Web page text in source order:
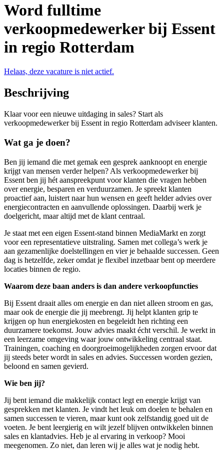
Word fulltime
verkoopmedewerker bij Essent
in regio Rotterdam
Helaas, deze vacature is niet actief.
Beschrijving
Klaar voor een nieuwe uitdaging in sales? Start als
verkoopmedewerker bij Essent in regio Rotterdam adviseer klanten.
Wat ga je doen?
Ben jij iemand die met gemak een gesprek aanknoopt en energie
krijgt van mensen verder helpen? Als verkoopmedewerker bij
Essent ben jij hét aanspreekpunt voor klanten die vragen hebben
over energie, besparen en verduurzamen. Je spreekt klanten
proactief aan, luistert naar hun wensen en geeft helder advies over
energiecontracten en aanvullende oplossingen. Daarbij werk je
doelgericht, maar altijd met de klant centraal.
Je staat met een eigen Essent-stand binnen MediaMarkt en zorgt
voor een representatieve uitstraling. Samen met collega’s werk je
aan gezamenlijke doelstellingen en vier je behaalde successen. Geen
dag is hetzelfde, zeker omdat je flexibel inzetbaar bent op meerdere
locaties binnen de regio.
Waarom deze baan anders is dan andere verkoopfuncties
Bij Essent draait alles om energie en dan niet alleen stroom en gas,
maar ook de energie die jij meebrengt. Jij helpt klanten grip te
krijgen op hun energiekosten en begeleidt hen richting een
duurzamere toekomst. Jouw advies maakt écht verschil. Je werkt in
een leerzame omgeving waar jouw ontwikkeling centraal staat.
Trainingen, coaching en doorgroeimogelijkheden zorgen ervoor dat
jij steeds beter wordt in sales en advies. Successen worden gezien,
beloond en samen gevierd.
Wie ben jij?
Jij bent iemand die makkelijk contact legt en energie krijgt van
gesprekken met klanten. Je vindt het leuk om doelen te behalen en
samen successen te vieren, maar kunt ook zelfstandig goed uit de
voeten. Je bent leergierig en wilt jezelf blijven ontwikkelen binnen
sales en klantadvies. Heb je al ervaring in verkoop? Mooi
meegenomen. Zo niet, dan leren wij je alles wat je nodig hebt.